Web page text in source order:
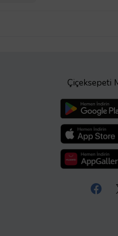
Çiçeksepeti